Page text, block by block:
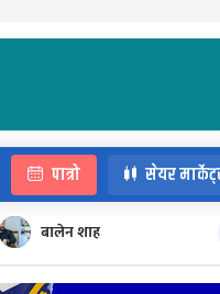
पात्रो सेयर
बालेन शाह